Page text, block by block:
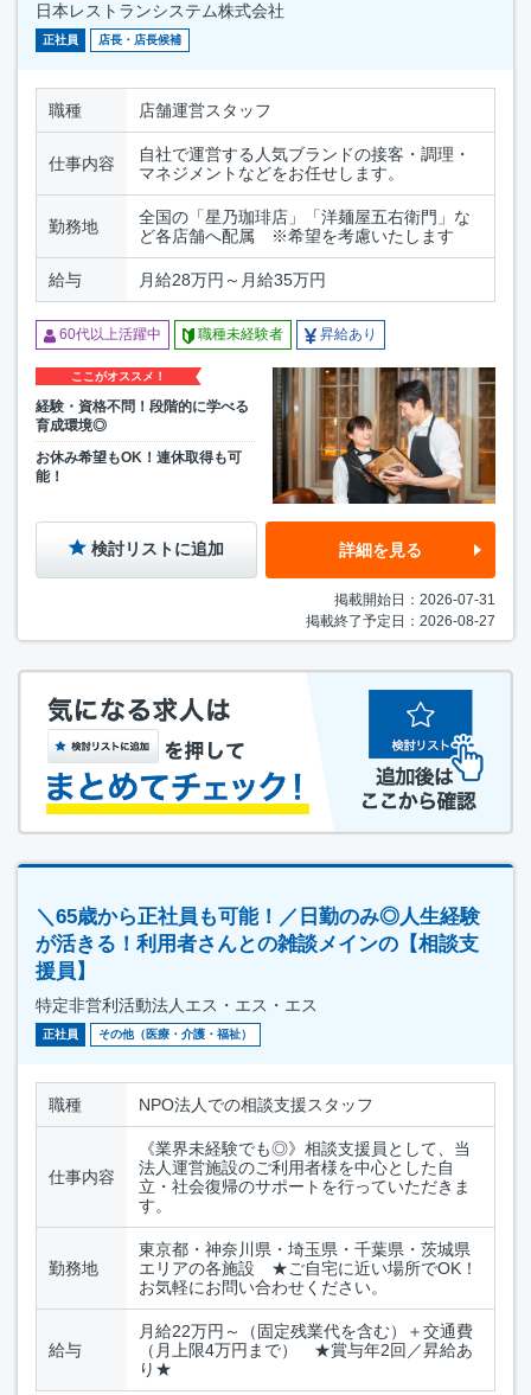
日本レストランシステム株式会社
正社員 店長・店長候補
職種 店舗運営スタッフ
仕事内容
自社で運営する人気ブランドの接客・調理・
マネジメントなどをお任せします。
勤務地
全国の「星乃珈琲店」「洋麺屋五右衛門」な
ど各店舗へ配属 ※希望を考慮いたします
給与 月給28万円～月給35万円
60代以上活躍中 職種未経験者 昇給あり
ここがオススメ！
経験・資格不問！段階的に学べる
育成環境◎
お休み希望もOK！連休取得も可
能！
検討リストに追加 詳細を見る
掲載開始日：2026-07-31
掲載終了予定日：2026-08-27
＼65歳から正社員も可能！／日勤のみ◎人生経験
が活きる！利用者さんとの雑談メインの【相談支
援員】
特定非営利活動法人エス・エス・エス
正社員 その他（医療・介護・福祉）
職種 NPO法人での相談支援スタッフ
仕事内容
《業界未経験でも◎》相談支援員として、当
法人運営施設のご利用者様を中心とした自
立・社会復帰のサポートを行っていただきま
す。
勤務地
東京都・神奈川県・埼玉県・千葉県・茨城県
エリアの各施設 ★ご自宅に近い場所でOK！
お気軽にお問い合わせください。
給与
月給22万円～（固定残業代を含む）＋交通費
（月上限4万円まで） ★賞与年2回／昇給あ
り★